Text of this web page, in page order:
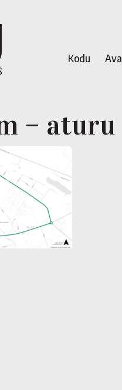
Kodu
– aturu